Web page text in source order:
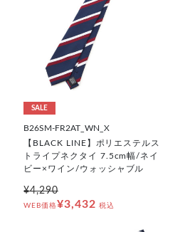
SALE
B26SM-FR2AT_WN_X
【BLACK LINE】ポリエステルス
トライプネクタイ 7.5cm幅/ネイ
ビー×ワイン/ウォッシャブル
¥4,290
WEB価格¥3,432 税込